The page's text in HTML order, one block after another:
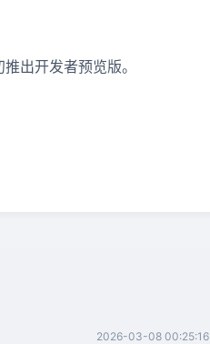
出开发者预览版。
2026-03-08 00:25:16